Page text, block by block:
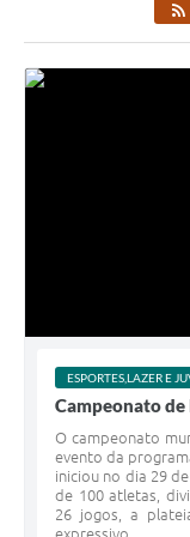
Calendário de
Galeria de Fotos
ESPORTES,LAZER E
Campeonato
O campeonato
evento da
iniciou no dia 29
de 100 atletas,
26 jogos, a
expressivo,...